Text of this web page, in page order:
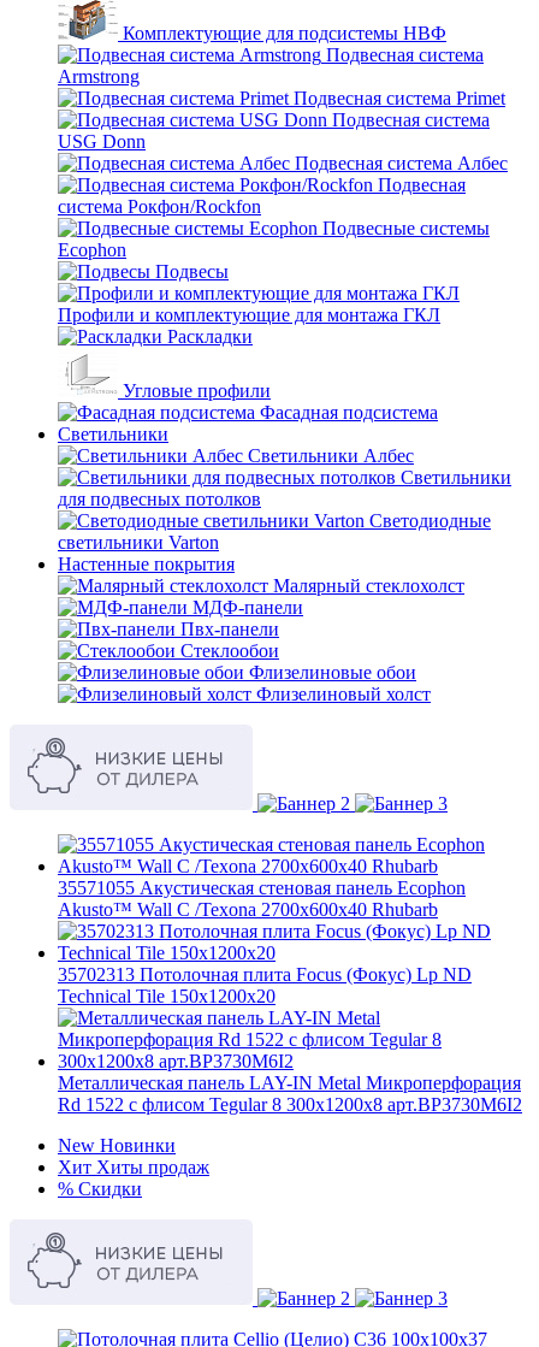
Комплектующие для подсистемы НВФ
Подвесная система
Armstrong
Подвесная система Primet
Подвесная система
USG Donn
Подвесная система Албес
Подвесная
система Рокфон/Rockfon
Подвесные системы
Ecophon
Подвесы
Профили и комплектующие для монтажа ГКЛ
Раскладки
Угловые профили
Фасадная подсистема
Светильники
Светильники Албес
Светильники
для подвесных потолков
Светодиодные
светильники Varton
Настенные покрытия
Малярный стеклохолст
МДФ-панели
Пвх-панели
Стеклообои
Флизелиновые обои
Флизелиновый холст
35571055 Акустическая стеновая панель Ecophon
Akusto™ Wall C /Texona 2700x600x40 Rhubarb
35702313 Потолочная плита Focus (Фокус) Lp ND
Technical Tile 150x1200x20
Металлическая панель LAY-IN Metal Микроперфорация
Rd 1522 с флисом Tegular 8 300x1200x8 арт.BP3730M6I2
New Новинки
Хит Хиты продаж
% Скидки